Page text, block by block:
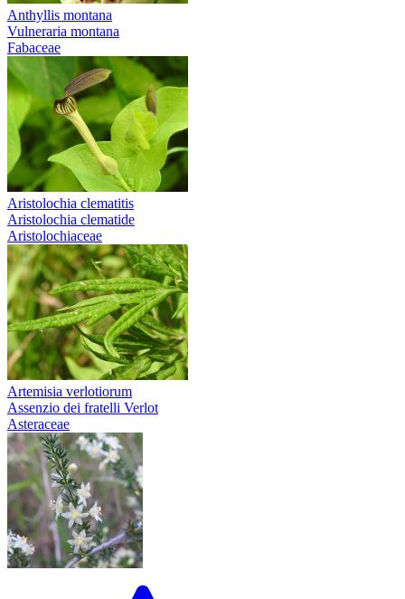
Anthyllis montana
Vulneraria montana
Fabaceae
Aristolochia clematitis
Aristolochia clematide
Aristolochiaceae
Artemisia verlotiorum
Assenzio dei fratelli Verlot
Asteraceae